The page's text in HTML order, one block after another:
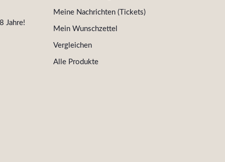
Jahre!
Meine Nachrichten (Tickets)
Mein Wunschzettel
Vergleichen
Alle Produkte